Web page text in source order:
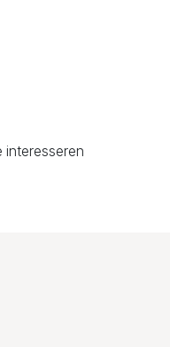
interesseren